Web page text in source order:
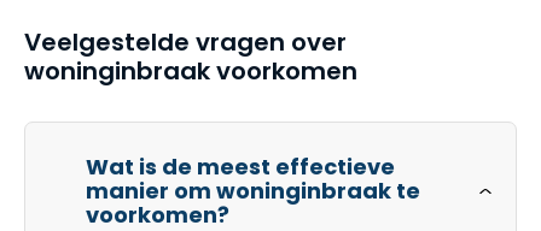
Veelgestelde vragen over
woninginbraak voorkomen
Wat is de meest effectieve
manier om woninginbraak te
voorkomen?